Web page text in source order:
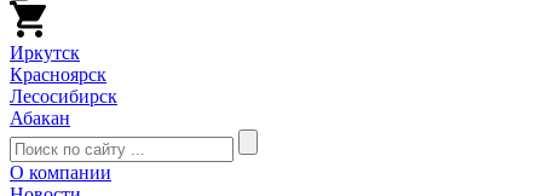
Иркутск
Красноярск
Лесосибирск
Абакан
О компании